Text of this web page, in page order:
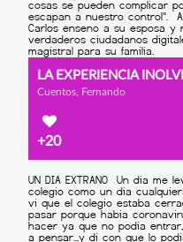
Cuentos, Fernando
+20